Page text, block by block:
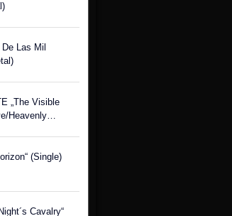
Las Mil
„The Visible
Heavenly
(Single)
Cavalry“